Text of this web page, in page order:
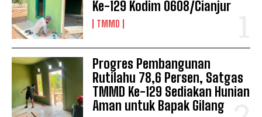
Ke-129 Kodim 0608/Cianjur
TMMD
Progres Pembangunan
Rutilahu 78,6 Persen, Satgas
TMMD Ke-129 Sediakan Hunian
Aman untuk Bapak Gilang